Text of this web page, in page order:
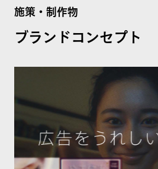
施策・制作物
ブランドコンセプト